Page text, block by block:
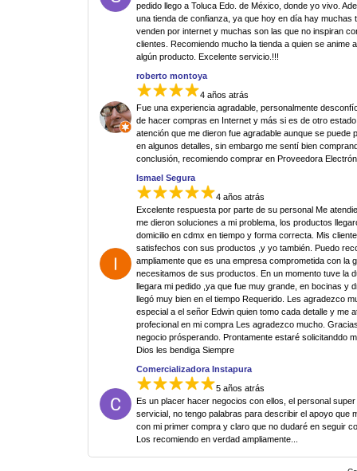
pedido llego a Toluca Edo. de México, donde yo vivo.
una tienda de confianza, ya que hoy en día hay muchas
venden por internet y muchas son las que no inspiran
clientes. Recomiendo mucho la tienda a quien se anime
algún producto. Excelente servicio.!!!
roberto montoya
4 años atrás
Fue una experiencia agradable, personalmente
de hacer compras en Internet y más si es de otro
atención que me dieron fue agradable aunque se puede
en algunos detalles, sin embargo me sentí bien
conclusión, recomiendo comprar en Proveedora
Ismael Segura
4 años atrás
Excelente respuesta por parte de su personal Me
me dieron soluciones a mi problema, los productos
domicilio en cdmx en tiempo y forma correcta. Mis
satisfechos con sus productos ,y yo también. Puedo
ampliamente que es una empresa comprometida con la
necesitamos de sus productos. En un momento tuve la
llegara mi pedido ,ya que fue muy grande, en bocinas y
llegó muy bien en el tiempo Requerido. Les agradezco
especial a el señor Edwin quien tomo cada detalle y me
profecional en mi compra Les agradezco mucho.
negocio prósperando. Prontamente estaré solicitanddo
Dios les bendiga Siempre
Comercializadora Instapura
5 años atrás
Es un placer hacer negocios con ellos, el personal
servicial, no tengo palabras para describir el apoyo que
con mi primer compra y claro que no dudaré en seguir
Los recomiendo en verdad ampliamente...